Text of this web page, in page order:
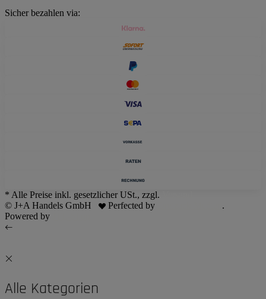
Sicher bezahlen via:
* Alle Preise inkl. gesetzlicher USt., zzgl.
© J+A Handels GmbH
Perfected by
.
Powered by
Alle Kategorien